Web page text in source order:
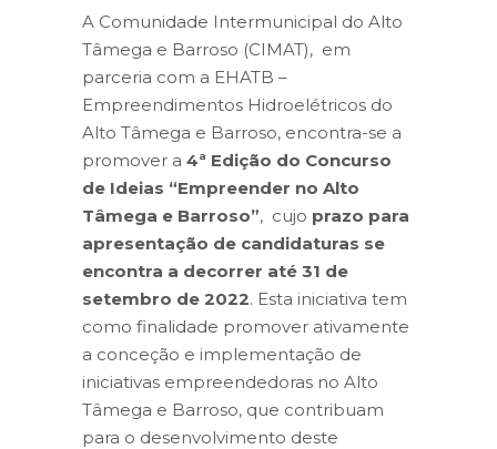
A Comunidade Intermunicipal do Alto
Tâmega e Barroso (CIMAT), em
parceria com a EHATB –
Empreendimentos Hidroelétricos do
Alto Tâmega e Barroso, encontra-se a
promover a 4ª Edição do Concurso
de Ideias “Empreender no Alto
Tâmega e Barroso”, cujo prazo para
apresentação de candidaturas se
encontra a decorrer até 31 de
setembro de 2022. Esta iniciativa tem
como finalidade promover ativamente
a conceção e implementação de
iniciativas empreendedoras no Alto
Tâmega e Barroso, que contribuam
para o desenvolvimento deste